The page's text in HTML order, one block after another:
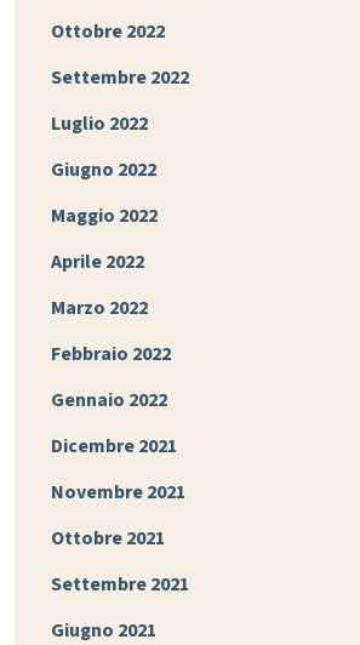
Ottobre 2022
Settembre 2022
Luglio 2022
Giugno 2022
Maggio 2022
Aprile 2022
Marzo 2022
Febbraio 2022
Gennaio 2022
Dicembre 2021
Novembre 2021
Ottobre 2021
Settembre 2021
Giugno 2021